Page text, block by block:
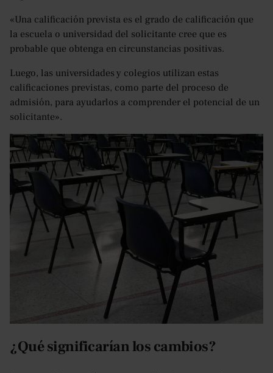
«Una calificación prevista es el grado de calificación que
la escuela o universidad del solicitante cree que es
probable que obtenga en circunstancias positivas.
Luego, las universidades y colegios utilizan estas
calificaciones previstas, como parte del proceso de
admisión, para ayudarlos a comprender el potencial de un
solicitante».
¿Qué significarían los cambios?